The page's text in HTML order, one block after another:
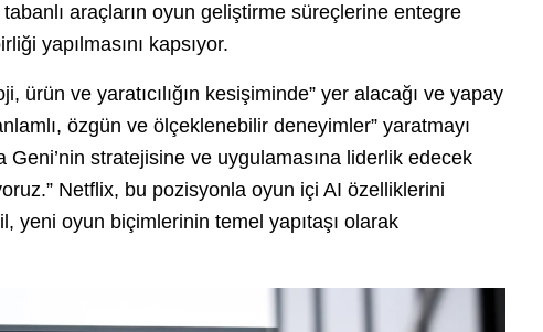
araçların oyun geliştirme süreçlerine entegre
yapılmasını kapsıyor.
ürün ve yaratıcılığın kesişiminde” yer alacağı ve yapay
özgün ve ölçeklenebilir deneyimler” yaratmayı
Geni’nin stratejisine ve uygulamasına liderlik edecek
Netflix, bu pozisyonla oyun içi AI özelliklerini
yeni oyun biçimlerinin temel yapıtaşı olarak